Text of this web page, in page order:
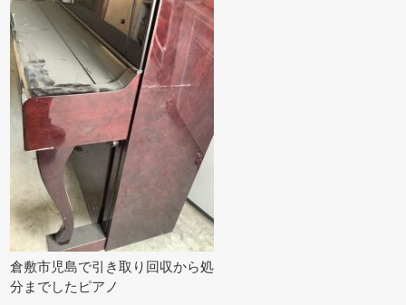
倉敷市児島で引き取り回収から処
分までしたピアノ